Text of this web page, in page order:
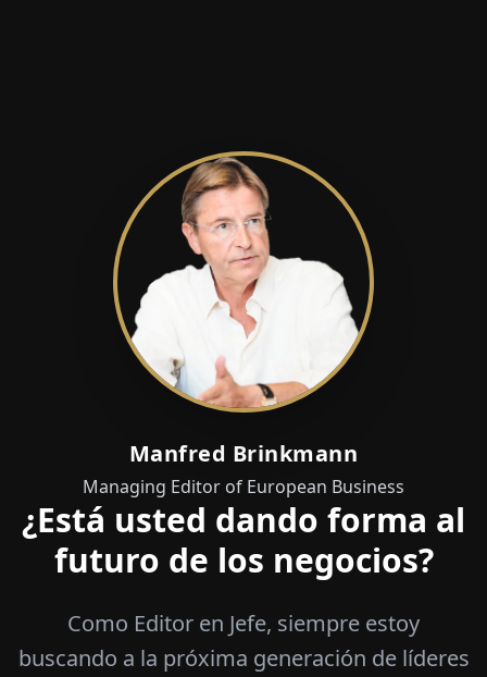
Manfred Brinkmann
Managing Editor of European Business
¿Está usted dando forma al
futuro de los negocios?
Como Editor en Jefe, siempre estoy
buscando a la próxima generación de líderes